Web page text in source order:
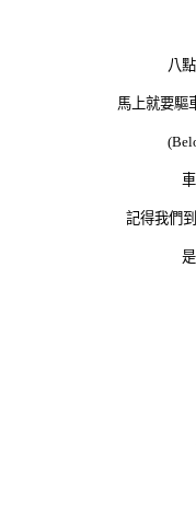
八
馬上就要驅
記得我們